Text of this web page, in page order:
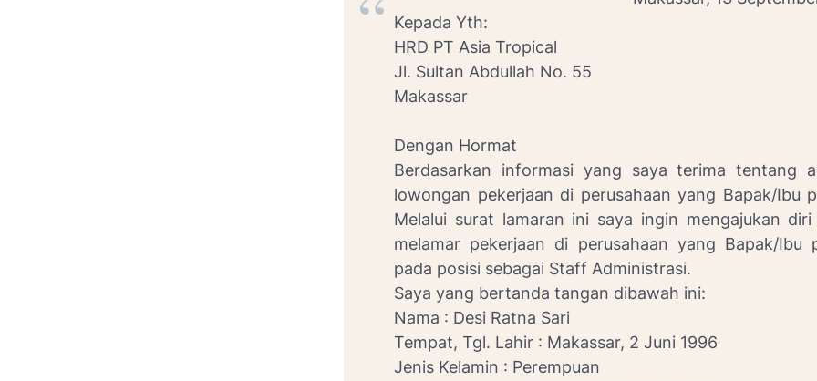
Kepada Yth:
HRD PT Asia Tropical
Jl. Sultan Abdullah No. 55
Makassar
Dengan Hormat
Berdasarkan informasi yang saya terima tentang
lowongan pekerjaan di perusahaan yang Bapak/Ibu
Melalui surat lamaran ini saya ingin mengajukan
melamar pekerjaan di perusahaan yang Bapak/Ibu
pada posisi sebagai Staff Administrasi.
Saya yang bertanda tangan dibawah ini:
Nama : Desi Ratna Sari
Tempat, Tgl. Lahir : Makassar, 2 Juni 1996
Jenis Kelamin : Perempuan